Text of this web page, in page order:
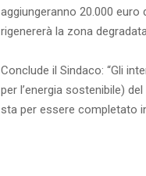
aggiungeranno 20.000
rigenererà la zona
Conclude il Sindaco: “Gli
per l’energia sostenibile)
sta per essere completato